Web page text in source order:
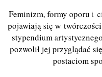
Feminizm, formy oporu i
pojawiają się w
stypendium
pozwolił jej przyglądać
postaciom